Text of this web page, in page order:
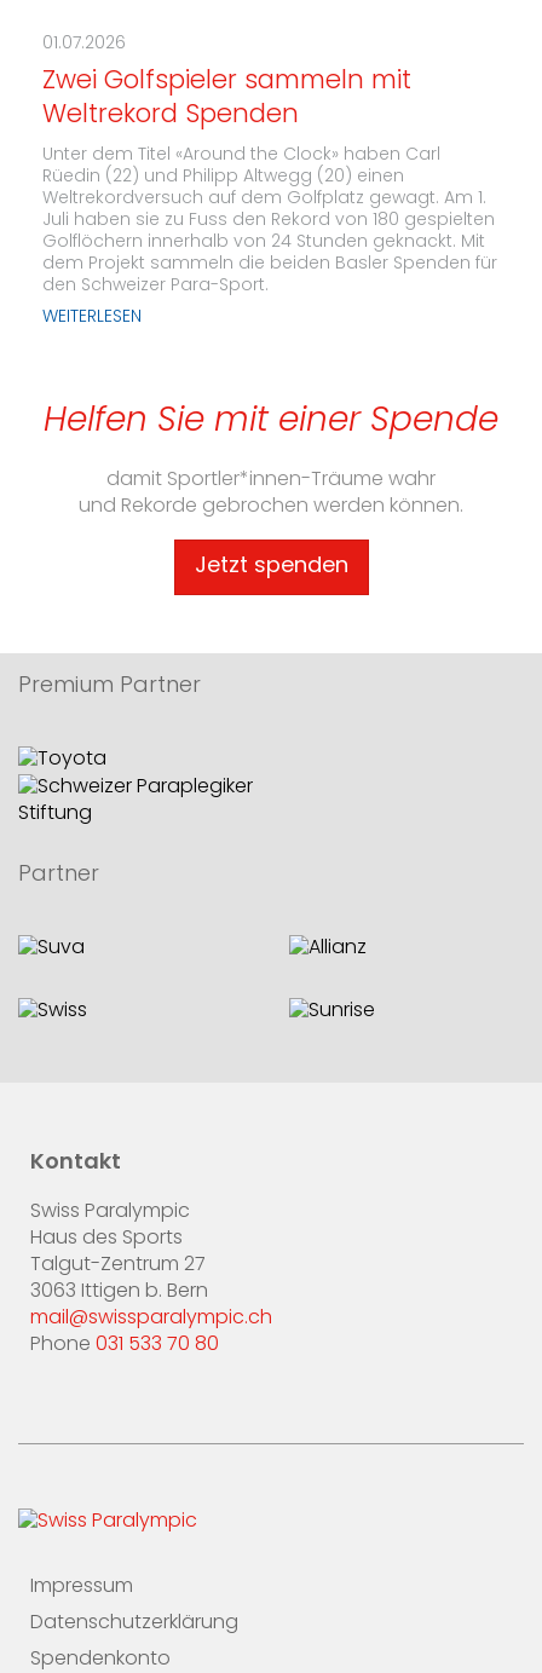
01.07.2026
Zwei Golfspieler sammeln mit
Weltrekord Spenden
Unter dem Titel «Around the Clock» haben Carl
Rüedin (22) und Philipp Altwegg (20) einen
Weltrekordversuch auf dem Golfplatz gewagt. Am 1.
Juli haben sie zu Fuss den Rekord von 180 gespielten
Golflöchern innerhalb von 24 Stunden geknackt. Mit
dem Projekt sammeln die beiden Basler Spenden für
den Schweizer Para-Sport.
WEITERLESEN
Helfen Sie mit einer Spende
damit Sportler*innen-Träume wahr
und Rekorde gebrochen werden können.
Jetzt spenden
Premium Partner
Partner
Kontakt
Swiss Paralympic
Haus des Sports
Talgut-Zentrum 27
3063 Ittigen b. Bern
mail@swissparalympic.ch
Phone 031 533 70 80
Impressum
Datenschutzerklärung
Spendenkonto